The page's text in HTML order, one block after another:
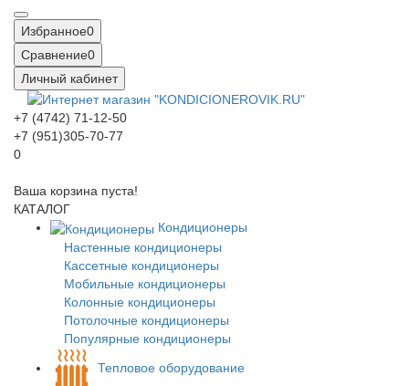
Избранное0
Сравнение0
Личный кабинет
+7 (4742) 71-12-50
+7 (951)305-70-77
0
Ваша корзина пуста!
КАТАЛОГ
Кондиционеры
Настенные кондиционеры
Кассетные кондиционеры
Мобильные кондиционеры
Колонные кондиционеры
Потолочные кондиционеры
Популярные кондиционеры
Тепловое оборудование